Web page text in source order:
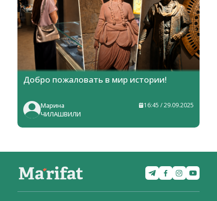
Добро пожаловать в мир истории!
Марина
ЧИЛАШВИЛИ
16:45 / 29.09.2025